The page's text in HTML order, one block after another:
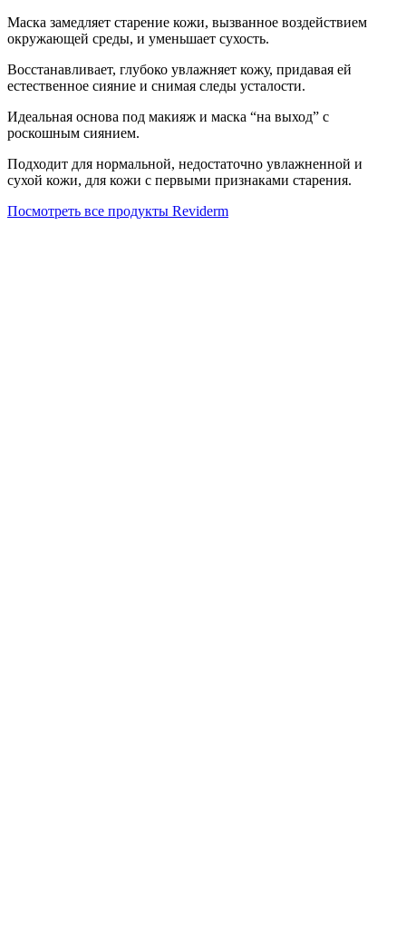
Маска замедляет старение кожи, вызванное воздействием
окружающей среды, и уменьшает сухость.
Восстанавливает, глубоко увлажняет кожу, придавая ей
естественное сияние и снимая следы усталости.
Идеальная основа под макияж и маска “на выход” с
роскошным сиянием.
Подходит для нормальной, недостаточно увлажненной и
сухой кожи, для кожи с первыми признаками старения.
Посмотреть все продукты Reviderm